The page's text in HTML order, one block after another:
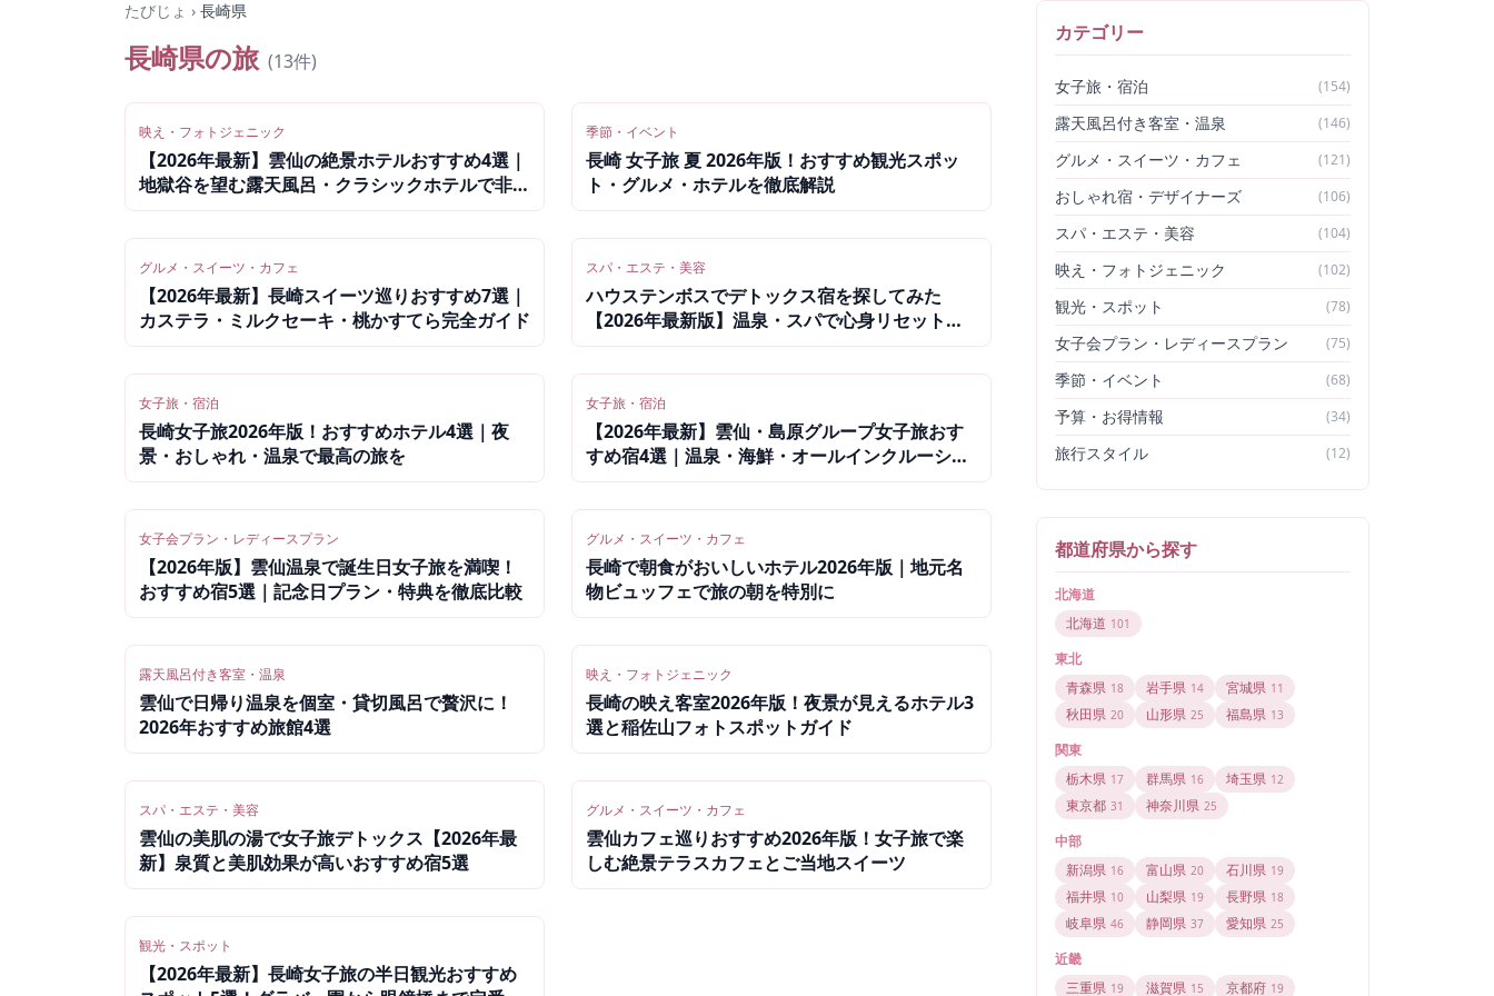
たびじょ › 長崎県
長崎県の旅 (13件)
映え・フォトジェニック
【2026年最新】雲仙の絶景ホテルおすすめ4選｜
地獄谷を望む露天風呂・クラシックホテルで非日
常体験
季節・イベント
長崎 女子旅 夏 2026年版！おすすめ観光スポッ
ト・グルメ・ホテルを徹底解説
グルメ・スイーツ・カフェ
【2026年最新】長崎スイーツ巡りおすすめ7選｜
カステラ・ミルクセーキ・桃かすてら完全ガイド
スパ・エステ・美容
ハウステンボスでデトックス宿を探してみた
【2026年最新版】温泉・スパで心身リセットで
きるおすすめ5選
女子旅・宿泊
長崎女子旅2026年版！おすすめホテル4選｜夜
景・おしゃれ・温泉で最高の旅を
女子旅・宿泊
【2026年最新】雲仙・島原グループ女子旅おす
すめ宿4選｜温泉・海鮮・オールインクルーシブ
完全ガイド
女子会プラン・レディースプラン
【2026年版】雲仙温泉で誕生日女子旅を満喫！
おすすめ宿5選｜記念日プラン・特典を徹底比較
グルメ・スイーツ・カフェ
長崎で朝食がおいしいホテル2026年版｜地元名
物ビュッフェで旅の朝を特別に
露天風呂付き客室・温泉
雲仙で日帰り温泉を個室・貸切風呂で贅沢に！
2026年おすすめ旅館4選
映え・フォトジェニック
長崎の映え客室2026年版！夜景が見えるホテル3
選と稲佐山フォトスポットガイド
スパ・エステ・美容
雲仙の美肌の湯で女子旅デトックス【2026年最
新】泉質と美肌効果が高いおすすめ宿5選
グルメ・スイーツ・カフェ
雲仙カフェ巡りおすすめ2026年版！女子旅で楽
しむ絶景テラスカフェとご当地スイーツ
観光・スポット
【2026年最新】長崎女子旅の半日観光おすすめ
カテゴリー
女子旅・宿泊 (154)
露天風呂付き客室・温泉 (146)
グルメ・スイーツ・カフェ (121)
おしゃれ宿・デザイナーズ (106)
スパ・エステ・美容 (104)
映え・フォトジェニック (102)
観光・スポット (78)
女子会プラン・レディースプラン (75)
季節・イベント (68)
予算・お得情報 (34)
旅行スタイル (12)
都道府県から探す
北海道
北海道 101
東北
青森県 18 岩手県 14 宮城県 11
秋田県 20 山形県 25 福島県 13
関東
栃木県 17 群馬県 16 埼玉県 12
東京都 31 神奈川県 25
中部
新潟県 16 富山県 20 石川県 19
福井県 10 山梨県 19 長野県 18
岐阜県 46 静岡県 37 愛知県 25
近畿
三重県 19 滋賀県 15 京都府 19